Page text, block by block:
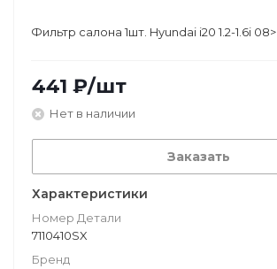
Фильтр салона 1шт. Hyundai i20 1.2-1.6i 08>
441 ₽/шт
Нет в наличии
Заказать
Характеристики
Номер Детали
7110410SX
Бренд